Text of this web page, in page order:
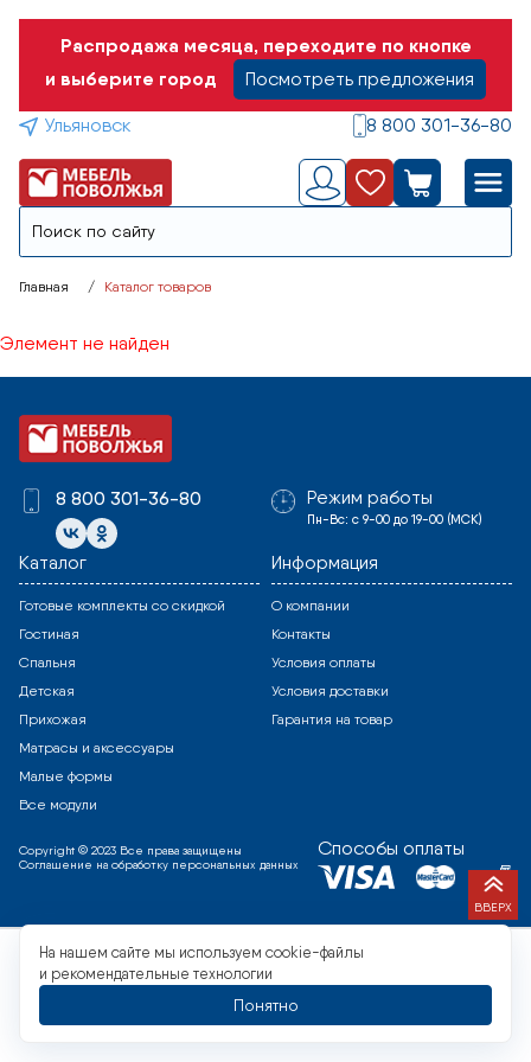
Распродажа месяца, переходите по кнопке
и выберите город
Посмотреть предложения
Ульяновск 8 800 301-36-80
Главная Каталог товаров
Элемент не найден
8 800 301-36-80 Режим работы
Пн-Вс: с 9-00 до 19-00 (МСК)
Каталог
Готовые комплекты со скидкой
Гостиная
Спальня
Детская
Прихожая
Матрасы и аксессуары
Малые формы
Все модули
Информация
О компании
Контакты
Условия оплаты
Условия доставки
Гарантия на товар
Copyright © 2023 Все права защищены
Соглашение на обработку персональных данных
Способы оплаты
ВВЕРХ
На нашем сайте мы используем cookie-файлы
и рекомендательные технологии
Понятно